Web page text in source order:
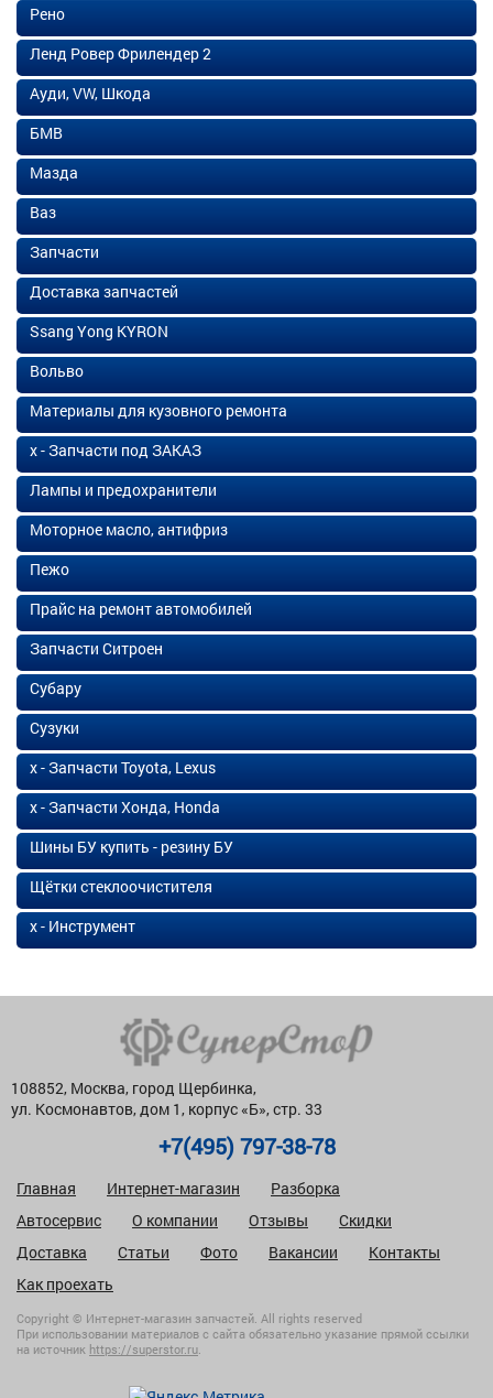
Рено
Ленд Ровер Фрилендер 2
Ауди, VW, Шкода
БМВ
Мазда
Ваз
Запчасти
Доставка запчастей
Ssang Yong KYRON
Вольво
Материалы для кузовного ремонта
х - Запчасти под ЗАКАЗ
Лампы и предохранители
Моторное масло, антифриз
Пежо
Прайс на ремонт автомобилей
Запчасти Ситроен
Субару
Сузуки
х - Запчасти Toyota, Lexus
х - Запчасти Хонда, Honda
Шины БУ купить - резину БУ
Щётки стеклоочистителя
х - Инструмент
108852, Москва, город Щербинка,
ул. Космонавтов, дом 1, корпус «Б», стр. 33
+7(495) 797-38-78
Главная Интернет-магазин
Разборка
Автосервис
О компании Отзывы
Скидки
Доставка
Статьи Фото Вакансии
Контакты
Как проехать
Copyright © Интернет-магазин запчастей. All rights reserved
При использовании материалов с сайта обязательно указание прямой ссылки
на источник https://superstor.ru